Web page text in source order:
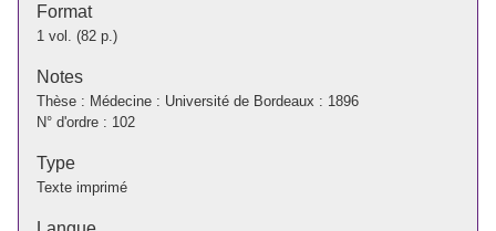
Format
1 vol. (82 p.)
Notes
Thèse : Médecine : Université de Bordeaux : 1896
N° d'ordre : 102
Type
Texte imprimé